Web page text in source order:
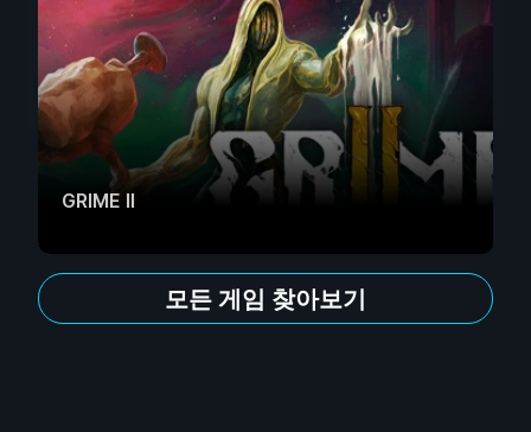
GRIME II
모든 게임 찾아보기